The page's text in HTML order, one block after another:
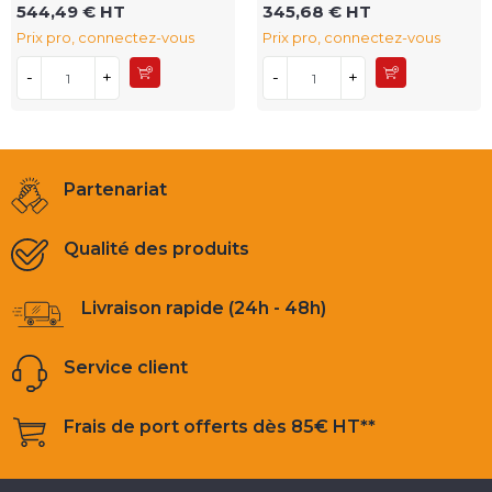
544,49 € HT
Prix pro, connectez-vous
- +
345,68 € HT
Prix pro, connectez-vous
- +
Partenariat
Qualité des produits
Livraison rapide (24h - 48h)
Service client
Frais de port offerts dès 85€ HT**